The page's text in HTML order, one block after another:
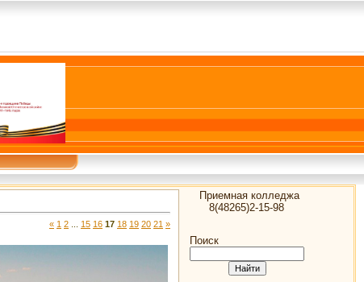
« 1 2 15 16 17 18 19 20 21 »
Приемная колледжа
8(48265)2-15-98
Поиск